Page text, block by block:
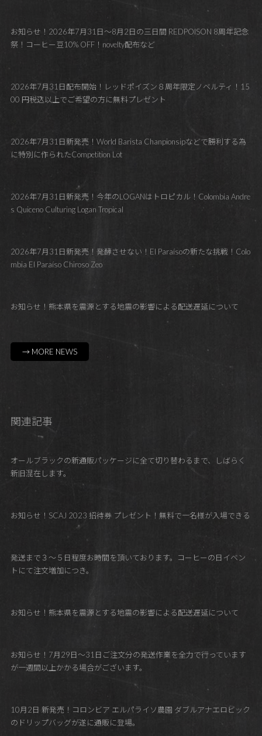
お知らせ！2026年7月31日～8月2日の三日間 REDPOISON 8周年記念
祭！コーヒー豆10% OFF！novelty配布など
2026年7月31日配布開始！レッドポイズン８周年限定ノベルティ！15
00 円税込以上でご希望の方に無料プレゼント
2026年7月31日新発売！World Barista Chanpionsipなどで勝利する為
に特別に作られたCompetition Lot
2026年7月31日新発売！今年のLOGANはトロピカル！Colombia Andre
s Quiceno Culturing Logan Tropical
2026年7月31日新発売！発酵させない！El Paraísoの新たな挑戦！Colo
mbia El Paraíso Chiroso Zeo
お知らせ！熊本県を震源とする地震の影響による配送遅延について
→ MORE NEWS
関連記事
オールブラックの新通販パッケージに全て切り替わるまで、しばらく
新旧混在します。
お知らせ！SCAJ 2023 招待券 プレゼント！無料で一名様が入場できる
発送まで３～５日程度お時間を頂いております。コーヒーの日イベン
トにて注文増加につき。
お知らせ！熊本県を震源とする地震の影響による配送遅延について
お知らせ！7月29日～31日ご注文分の発送作業を全力で行っています
が一週間以上かかる場合がございます。
10月2日 新発売！コロンビア エルパライソ農園 ダブルアナエロビック
のドリップバッグが遂に通販に登場。